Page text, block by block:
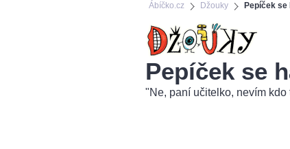
Ábíčko.cz Džouky Pepíček se
Pepíček se
"Ne, paní učitelko, nevím